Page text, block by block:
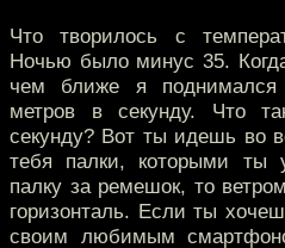
Что творилось с
Ночью было минус 35.
чем ближе я
метров в секунду. Что
секунду? Вот ты идешь во
тебя палки, которыми ты
палку за ремешок, то
горизонталь. Если ты
своим любимым